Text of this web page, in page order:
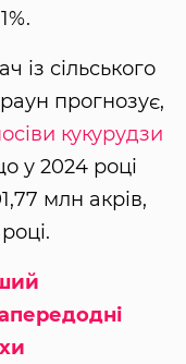
із сільського
прогнозує,
кукурудзи
у 2024 році
млн акрів,